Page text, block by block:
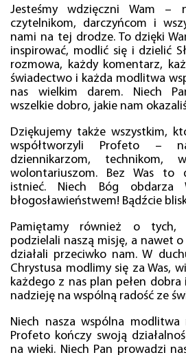
Jesteśmy wdzięczni Wam –
czytelnikom, darczyńcom i
nami na tej drodze. To dzięki
inspirować, modlić się i dzielić
rozmowa, każdy komentarz,
świadectwo i każda modlitwa
nas wielkim darem. Niech
wszelkie dobro, jakie nam
Dziękujemy także wszystkim,
współtworzyli Profeto –
dziennikarzom, technikom,
wolontariuszom. Bez Was to
istnieć. Niech Bóg obdarza
błogosławieństwem! Bądźcie
Pamiętamy również o tych,
podzielali naszą misję, a nawet
działali przeciwko nam. W
Chrystusa modlimy się za Was,
każdego z nas plan pełen dobra
nadzieję na wspólną radość ze
Niech nasza wspólna
Profeto kończy swoją
na wieki. Niech Pan prowadzi